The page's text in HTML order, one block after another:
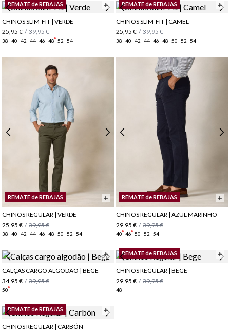
REMATE de REBAJAS
CHINOS SLIM-FIT | VERDE
25,95 € / 39,95 €
38 40 42 44 46 48 52 54
REMATE de REBAJAS
CHINOS SLIM-FIT | CAMEL
25,95 € / 39,95 €
38 40 42 44 46 48 50 52 54
REMATE de REBAJAS
CHINOS REGULAR | VERDE
25,95 € / 39,95 €
38 40 42 44 46 48 50 52 54
REMATE de REBAJAS
CHINOS REGULAR | AZUL MARINHO
29,95 € / 39,95 €
40 46 50 52 54
CALÇAS CARGO ALGODÃO | BEGE
34,95 € / 39,95 €
50
REMATE de REBAJAS
CHINOS REGULAR | BEGE
29,95 € / 39,95 €
48
REMATE de REBAJAS
CHINOS REGULAR | CARBÓN